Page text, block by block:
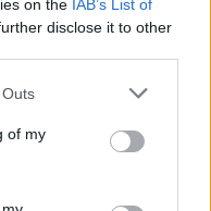
on the IAB’s List of
disclose it to other
of my